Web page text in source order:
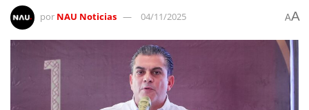
por NAU Noticias 04/11/2025 AA